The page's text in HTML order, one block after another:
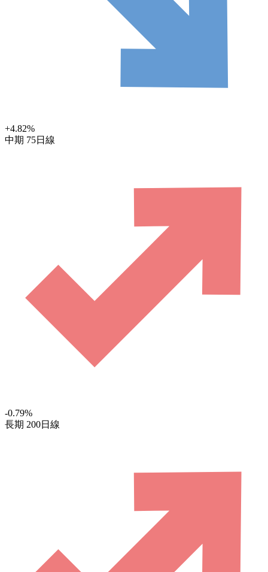
+4.82%
中期 75日線
-0.79%
長期 200日線